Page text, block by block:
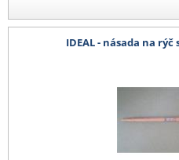
IDEAL - násada na